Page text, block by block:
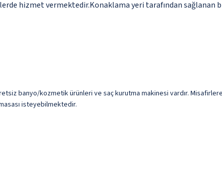
hizmet vermektedir.Konaklama yeri tarafından
banyo/kozmetik ürünleri ve saç kurutma makinesi vardır. Misafirlere
isteyebilmektedir.